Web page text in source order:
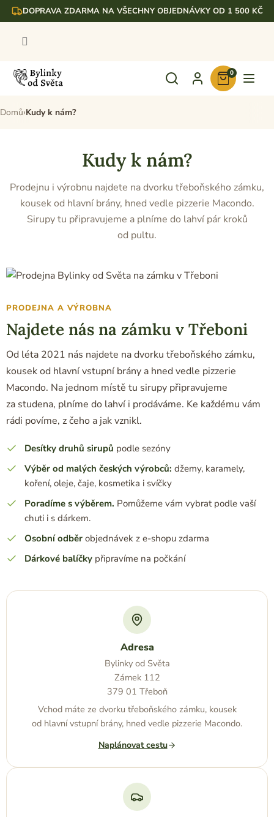
Přejít DOPRAVA ZDARMA NA VŠECHNY OBJEDNÁVKY OD 1 500 KČ
Nákupní
košík
0
Domů Kudy k nám?
Kudy k nám?
Prodejnu i výrobnu najdete na dvorku třeboňského zámku,
kousek od hlavní brány, hned vedle pizzerie Macondo.
Sirupy tu připravujeme a plníme do lahví pár kroků
od pultu.
PRODEJNA A VÝROBNA
Najdete nás na zámku v Třeboni
Od léta 2021 nás najdete na dvorku třeboňského zámku,
kousek od hlavní vstupní brány a hned vedle pizzerie
Macondo. Na jednom místě tu sirupy připravujeme
za studena, plníme do lahví i prodáváme. Ke každému vám
rádi povíme, z čeho a jak vznikl.
Desítky druhů sirupů podle sezóny
Výběr od malých českých výrobců: džemy, karamely,
koření, oleje, čaje, kosmetika i svíčky
Poradíme s výběrem. Pomůžeme vám vybrat podle vaší
chuti i s dárkem.
Osobní odběr objednávek z e-shopu zdarma
Dárkové balíčky připravíme na počkání
Adresa
Bylinky od Světa
Zámek 112
379 01 Třeboň
Vchod máte ze dvorku třeboňského zámku, kousek
od hlavní vstupní brány, hned vedle pizzerie Macondo.
Naplánovat cestu